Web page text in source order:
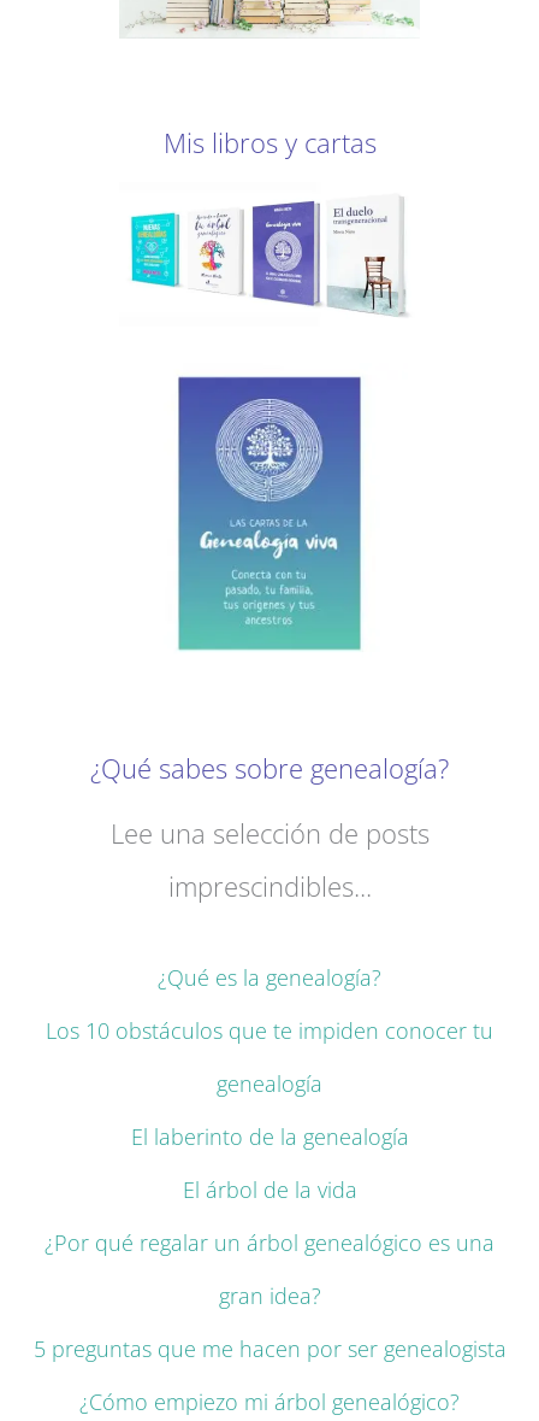
Mis libros y cartas
¿Qué sabes sobre genealogía?
Lee una selección de posts
imprescindibles...
¿Qué es la genealogía?
Los 10 obstáculos que te impiden conocer tu
genealogía
El laberinto de la genealogía
El árbol de la vida
¿Por qué regalar un árbol genealógico es una
gran idea?
5 preguntas que me hacen por ser genealogista
¿Cómo empiezo mi árbol genealógico?